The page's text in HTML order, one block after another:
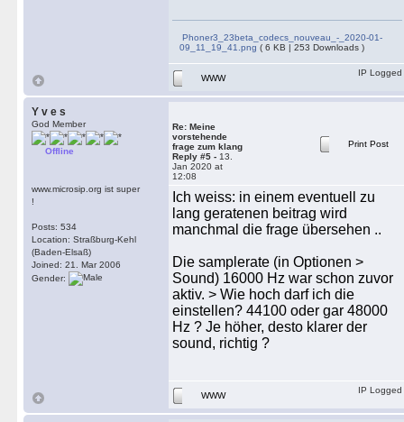
Phoner3_23beta_codecs_nouveau_-_2020-01-
09_11_19_41.png ( 6 KB | 253 Downloads )
WWW
IP Logged
Y v e s
God Member
Offline
www.microsip.org ist super
!
Posts: 534
Location: Straßburg-Kehl
(Baden-Elsaß)
Joined: 21. Mar 2006
Gender:
Re: Meine
vorstehende
frage zum klang
Reply #5 - 13.
Jan 2020 at
12:08
Print Post
Ich weiss: in einem eventuell zu
lang geratenen beitrag wird
manchmal die frage übersehen ..
Die samplerate (in Optionen >
Sound) 16000 Hz war schon zuvor
aktiv. > Wie hoch darf ich die
einstellen? 44100 oder gar 48000
Hz ? Je höher, desto klarer der
sound, richtig ?
WWW
IP Logged